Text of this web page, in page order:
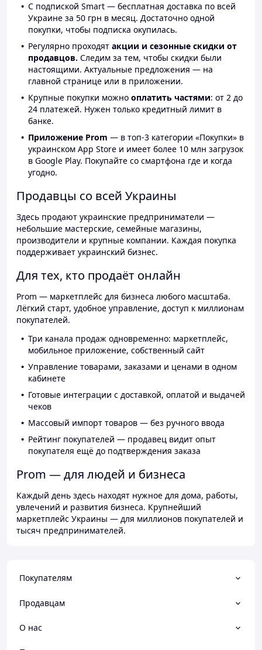
С подпиской Smart — бесплатная доставка по всей
Украине за 50 грн в месяц. Достаточно одной
покупки, чтобы подписка окупилась.
Регулярно проходят акции и сезонные скидки от
продавцов. Следим за тем, чтобы скидки были
настоящими. Актуальные предложения — на
главной странице или в приложении.
Крупные покупки можно оплатить частями: от 2 до
24 платежей. Нужен только кредитный лимит в
банке.
Приложение Prom — в топ-3 категории «Покупки» в
украинском App Store и имеет более 10 млн загрузок
в Google Play. Покупайте со смартфона где и когда
угодно.
Продавцы со всей Украины
Здесь продают украинские предприниматели —
небольшие мастерские, семейные магазины,
производители и крупные компании. Каждая покупка
поддерживает украинский бизнес.
Для тех, кто продаёт онлайн
Prom — маркетплейс для бизнеса любого масштаба.
Лёгкий старт, удобное управление, доступ к миллионам
покупателей.
Три канала продаж одновременно: маркетплейс,
мобильное приложение, собственный сайт
Управление товарами, заказами и ценами в одном
кабинете
Готовые интеграции с доставкой, оплатой и выдачей
чеков
Массовый импорт товаров — без ручного ввода
Рейтинг покупателей — продавец видит опыт
покупателя ещё до подтверждения заказа
Prom — для людей и бизнеса
Каждый день здесь находят нужное для дома, работы,
увлечений и развития бизнеса. Крупнейший
маркетплейс Украины — для миллионов покупателей и
тысяч предпринимателей.
Покупателям
Продавцам
О нас